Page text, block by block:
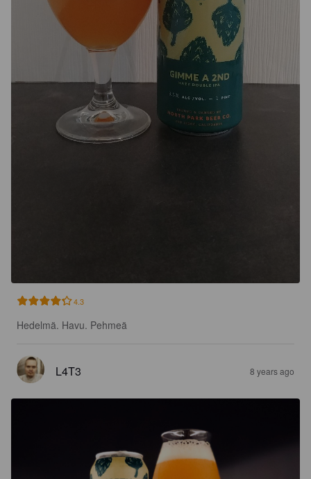
4.3
Hedelmä. Havu. Pehmeä
L4T3 8 years ago